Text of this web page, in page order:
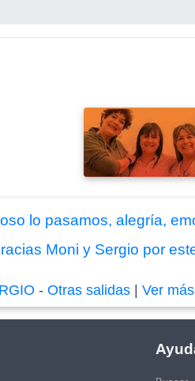
lo pasamos, alegría,
Moni y Sergio por
-Otras salidas |Ver